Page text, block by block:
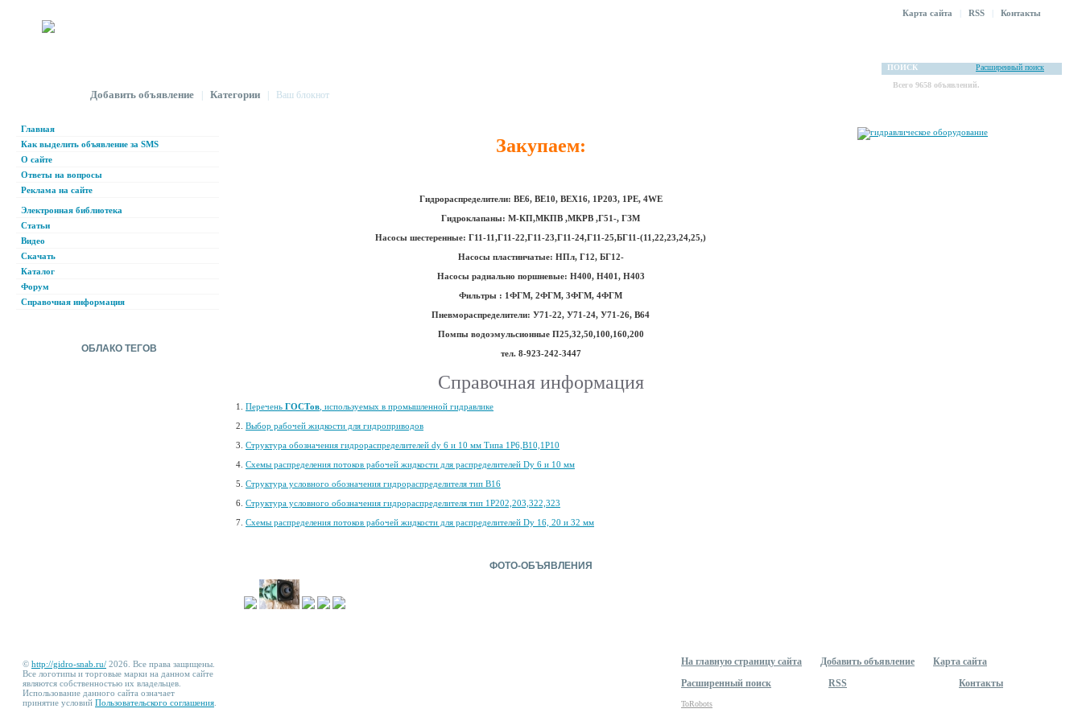
ПОИСК Расширенный поиск
Добавить объявление |Категории Ваш блокнот
Карта сайта RSS Контакты
Главная
Как выделить объявление за SMS
О сайте
Ответы на вопросы
Реклама на сайте
Электронная библиотека
Статьи
Видео
Скачать
Каталог
Форум
Справочная информация
ОБЛАКО ТЕГОВ
Закупаем:
Гидрораспределители: ВЕ6, ВЕ10, ВЕХ16, 1Р203, 1РЕ, 4WE
Гидроклапаны: М-КП,МКПВ ,МКРВ ,Г51-, ГЗМ
Насосы шестеренные: Г11-11,Г11-22,Г11-23,Г11-24,Г11-25,БГ11-(11,22,23,24,25,)
Насосы пластинчатые: НПл, Г12, БГ12-
Насосы радиально поршневые: Н400, Н401, Н403
Фильтры : 1ФГМ, 2ФГМ, 3ФГМ, 4ФГМ
Пневмораспределители: У71-22, У71-24, У71-26, В64
Помпы водоэмульсионные П25,32,50,100,160,200
тел. 8-923-242-3447
Cправочная информация
1. Перечень ГОСТов , используемых в промышленной гидравлике
2. Выбор рабочей жидкости для гидроприводов
3. Структура обозначения гидрораспределителей dy 6 и 10 мм Типа 1Р6,В10,1Р10
4. Схемы распределения потоков рабочей жидкости для распределителей Dy 6 и 10 мм
5. Структура условного обозначения гидрораспределителя тип В16
6. Структура условного обозначения гидрораспределителя тип 1Р202,203,322,323
7. Схемы распределения потоков рабочей жидкости для распределителей Dy 16, 20 и 32 мм
ФОТО-ОБЪЯВЛЕНИЯ
© http://gidro-snab.ru/ 2026. Все права защищены.
Все логотипы и торговые марки на данном сайте
являются собственностью их владельцев.
Использование данного сайта означает
принятие условий Пользовательского соглашения
На главную страницу сайта Добавить объявление
Карта сайта
Расширенный поиск
RSS Контакты
ToRobots